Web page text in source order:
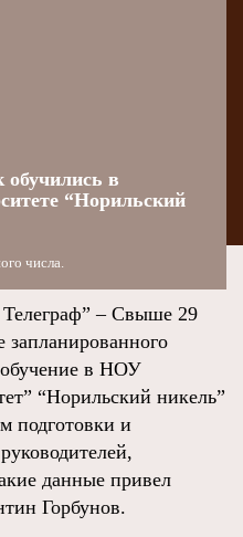
в
“Норильский
числа.
– Свыше 29
в НОУ
“Норильский никель”
подготовки и
данные привел
Горбунов.